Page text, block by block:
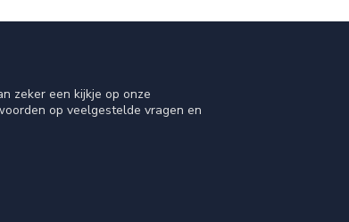
zeker een kijkje op onze
op veelgestelde vragen en